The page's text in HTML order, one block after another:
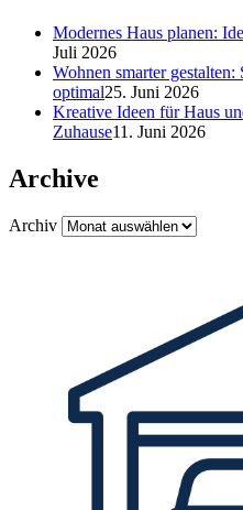
Modernes Haus planen:
Juli 2026
Wohnen smarter
optimal25. Juni 2026
Kreative Ideen für Haus
Zuhause11. Juni 2026
Archive
Archiv